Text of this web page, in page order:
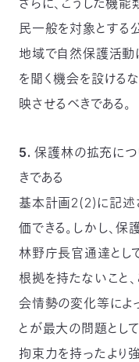
さらに、こうした機
民一般を対象とする
地域で自然保護活動
を聞く機会を設ける
映させるべきである。
5. 保護林の拡充につ
きである
基本計画2(2)に記述
価できる。しかし、
林野庁長官通達とし
根拠を持たないこと
会情勢の変化等によ
とが最大の問題とし
拘束力を持ったより